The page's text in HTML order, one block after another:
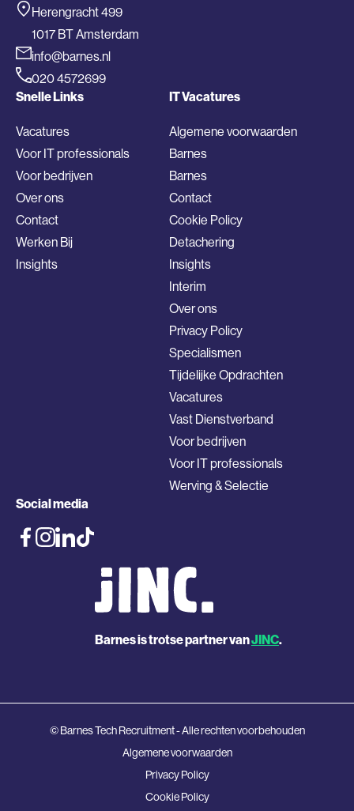
Herengracht 499
1017 BT Amsterdam
info@barnes.nl
020 4572699
Snelle Links
Vacatures
Voor IT professionals
Voor bedrijven
Over ons
Contact
Werken Bij
Insights
IT Vacatures
Algemene voorwaarden
Barnes
Barnes
Contact
Cookie Policy
Detachering
Insights
Interim
Over ons
Privacy Policy
Specialismen
Tijdelijke Opdrachten
Vacatures
Vast Dienstverband
Voor bedrijven
Voor IT professionals
Werving & Selectie
Social media
Barnes is trotse partner vanJINC.
© Barnes Tech Recruitment - Alle rechten voorbehouden
Algemene voorwaarden
Privacy Policy
Cookie Policy